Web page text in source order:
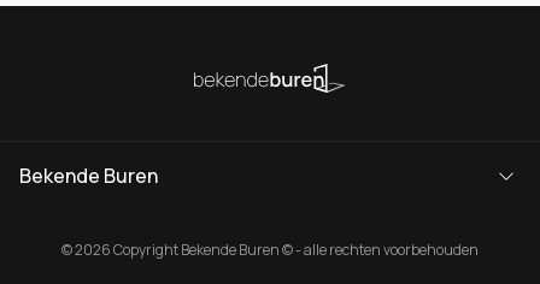
Bekende Buren
© 2026 Copyright Bekende Buren © - alle rechten voorbehouden